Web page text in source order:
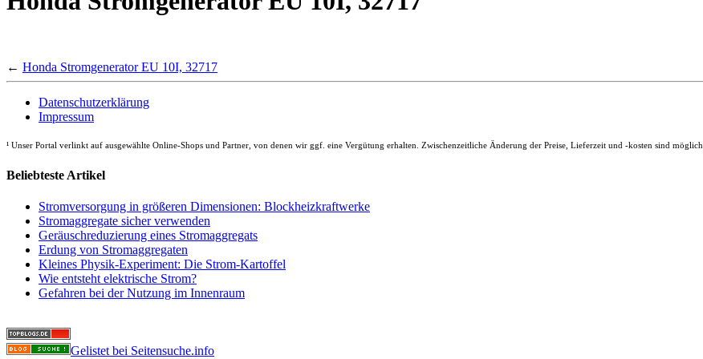
← Honda Stromgenerator EU 10I, 32717
Datenschutzerklärung
Impressum
¹ Unser Portal verlinkt auf ausgewählte Online-Shops und Partner, von denen wir ggf. eine Vergütung erhalten. Zwischenzeitliche Änderung der Preise, Lieferzeit und -kosten sind möglich.
Beliebteste Artikel
Stromversorgung in größeren Dimensionen: Blockheizkraftwerke
Stromaggregate sicher verwenden
Geräuschreduzierung eines Stromaggregats
Erdung von Stromaggregaten
Kleines Physik-Experiment: Die Strom-Kartoffel
Wie entsteht elektrische Strom?
Gefahren bei der Nutzung im Innenraum
Gelistet bei Seitensuche.info